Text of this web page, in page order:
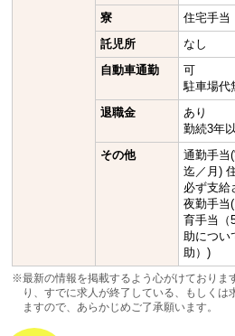
寮
住宅手当
託児所
なし
自動車通勤
可
駐車場代
退職金
あり
勤続3年
その他
通勤手
迄／月)
必ず支給
夜勤手当
育手当
助につい
助）)
※最新の情報を掲載するよう心がけておりま
り、すでに求人が終了している、もしく
ますので、あらかじめご了承願います。